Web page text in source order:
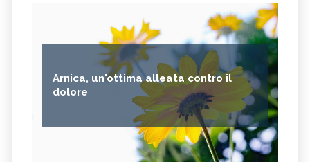
Arnica, un'ottima alleata contro il
dolore